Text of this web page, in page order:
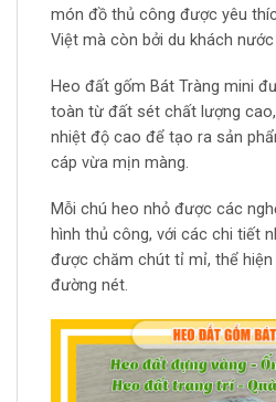
món đồ thủ công được yêu
Việt mà còn bởi du khách nước
Heo đất gốm Bát Tràng mini
toàn từ đất sét chất lượng
nhiệt độ cao để tạo ra sản
cáp vừa mịn màng.
Mỗi chú heo nhỏ được các
hình thủ công, với các chi tiết
được chăm chút tỉ mỉ, thể
đường nét.